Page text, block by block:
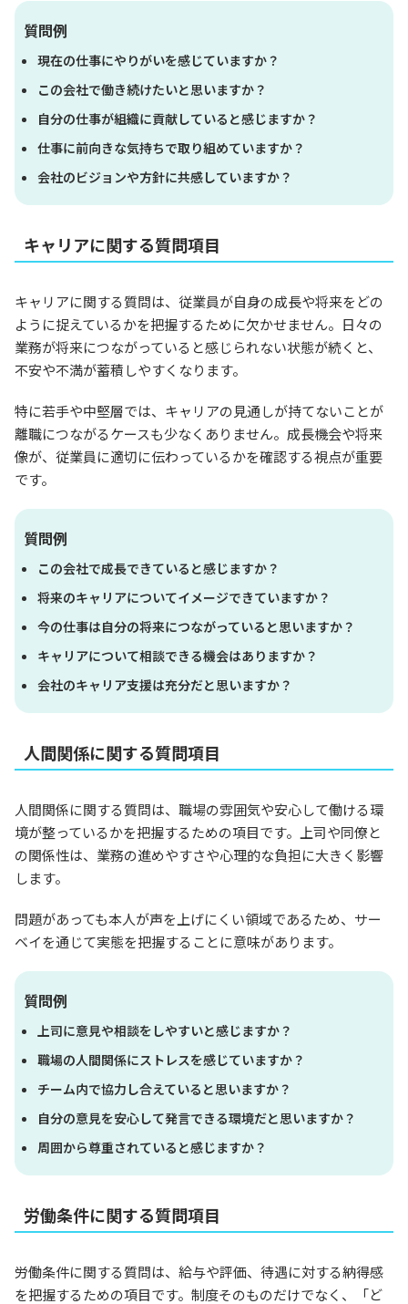
質問例
現在の仕事にやりがいを感じていますか？
この会社で働き続けたいと思いますか？
自分の仕事が組織に貢献していると感じますか？
仕事に前向きな気持ちで取り組めていますか？
会社のビジョンや方針に共感していますか？
キャリアに関する質問項目
キャリアに関する質問は、従業員が自身の成長や将来をどの
ように捉えているかを把握するために欠かせません。日々の
業務が将来につながっていると感じられない状態が続くと、
不安や不満が蓄積しやすくなります。
特に若手や中堅層では、キャリアの見通しが持てないことが
離職につながるケースも少なくありません。成長機会や将来
像が、従業員に適切に伝わっているかを確認する視点が重要
です。
質問例
この会社で成長できていると感じますか？
将来のキャリアについてイメージできていますか？
今の仕事は自分の将来につながっていると思いますか？
キャリアについて相談できる機会はありますか？
会社のキャリア支援は充分だと思いますか？
人間関係に関する質問項目
人間関係に関する質問は、職場の雰囲気や安心して働ける環
境が整っているかを把握するための項目です。上司や同僚と
の関係性は、業務の進めやすさや心理的な負担に大きく影響
します。
問題があっても本人が声を上げにくい領域であるため、サー
ベイを通じて実態を把握することに意味があります。
質問例
上司に意見や相談をしやすいと感じますか？
職場の人間関係にストレスを感じていますか？
チーム内で協力し合えていると思いますか？
自分の意見を安心して発言できる環境だと思いますか？
周囲から尊重されていると感じますか？
労働条件に関する質問項目
労働条件に関する質問は、給与や評価、待遇に対する納得感
を把握するための項目です。制度そのものだけでなく、「ど